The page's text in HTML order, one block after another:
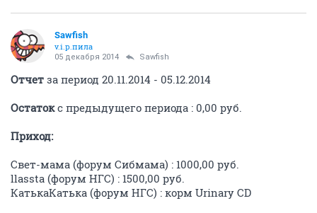
Sawfish
v.i.p.пила
05 декабря 2014 Sawfish
Отчет за период 20.11.2014 - 05.12.2014
Остатокс предыдущего периода : 0,00 руб.
Приход:
Свет-мама (форум Сибмама) : 1000,00 руб.
llassta (форум НГС) : 1500,00 руб.
КатькаКатька (форум НГС) : корм Urinary CD